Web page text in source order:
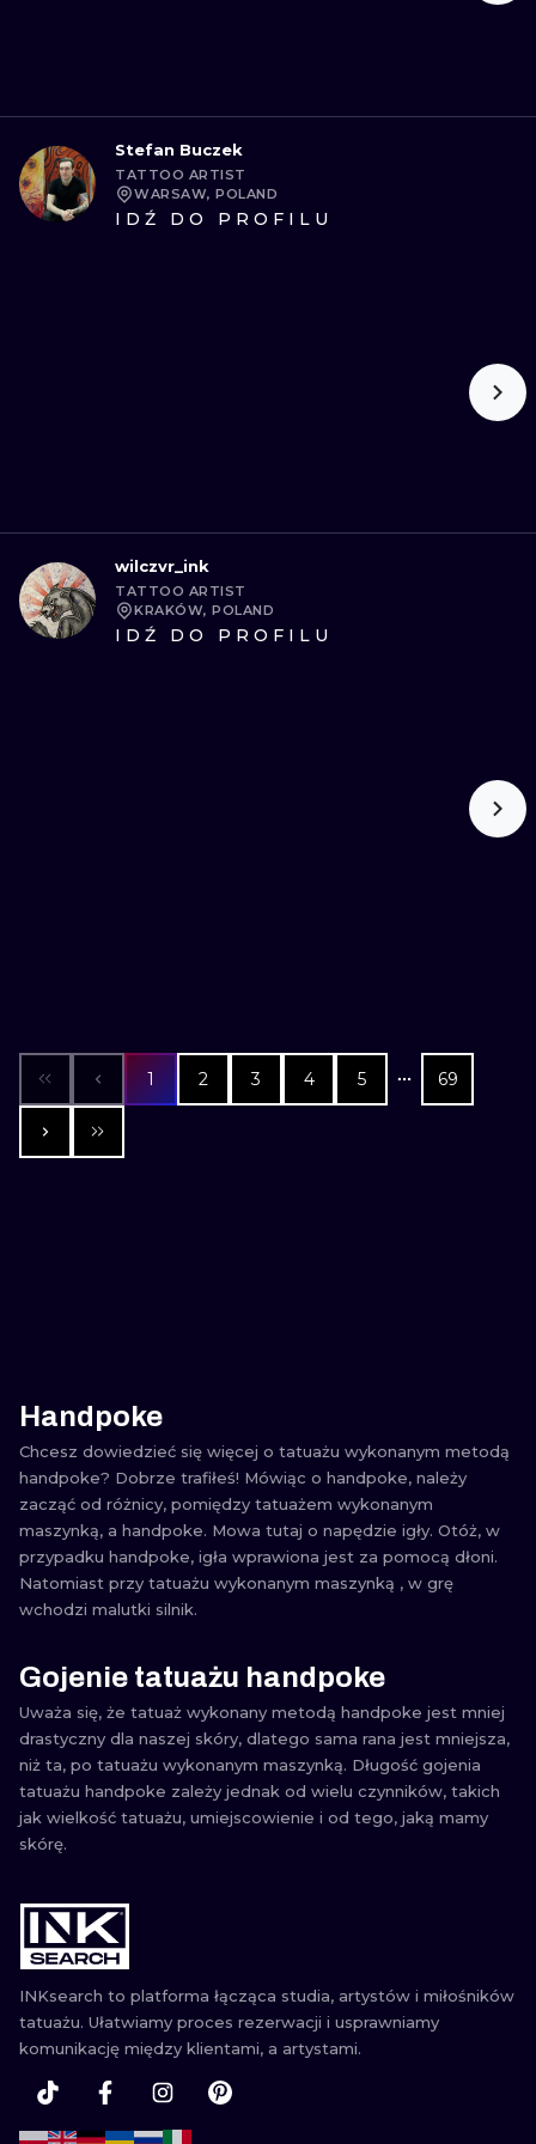
Stefan Buczek
TATTOO ARTIST
WARSAW, POLAND
IDŹ DO PROFILU
wilczvr_ink
TATTOO ARTIST
KRAKÓW, POLAND
IDŹ DO PROFILU
1 2 3 4 5 69
Handpoke
Chcesz dowiedzieć się więcej o tatuażu wykonanym metodą
handpoke? Dobrze trafiłeś! Mówiąc o handpoke, należy
zacząć od różnicy, pomiędzy tatuażem wykonanym
maszynką, a handpoke. Mowa tutaj o napędzie igły. Otóż, w
przypadku handpoke, igła wprawiona jest za pomocą dłoni.
Natomiast przy tatuażu wykonanym maszynką , w grę
wchodzi malutki silnik.
Gojenie tatuażu handpoke
Uważa się, że tatuaż wykonany metodą handpoke jest mniej
drastyczny dla naszej skóry, dlatego sama rana jest mniejsza,
niż ta, po tatuażu wykonanym maszynką. Długość gojenia
tatuażu handpoke zależy jednak od wielu czynników, takich
jak wielkość tatuażu, umiejscowienie i od tego, jaką mamy
skórę.
Tatuaże handpoke ‑ odczuwanie
bólu
metodą handpoke jest znaczne mniej bolesny od
standardowych tatuaży. Trzeba jednak stwierdzić, że samo
tatuowanie jest o wiele dłuższe, co wielu miłośnikom
dziarania może przeszkadzać. Niekiedy długość dziarania,
INKsearch to platforma łącząca studia, artystów i miłośników
tatuażu. Ułatwiamy proces rezerwacji i usprawniamy
komunikację między klientami, a artystami.